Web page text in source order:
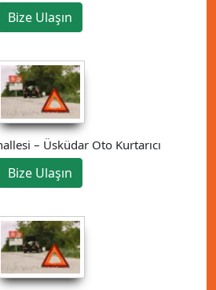
Bize Ulaşın
– Üsküdar Oto Kurtarıcı
Bize Ulaşın